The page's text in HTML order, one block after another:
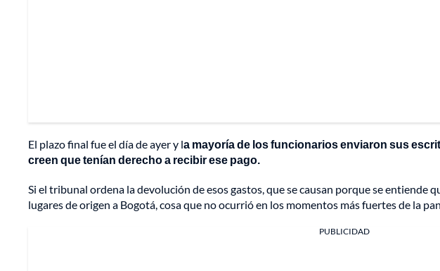
El plazo final fue el día de ayer y la mayoría de los funcionarios enviaron sus
creen que tenían derecho a recibir ese pago.
Si el tribunal ordena la devolución de esos gastos, que se causan porque se entiende
lugares de origen a Bogotá, cosa que no ocurrió en los momentos más fuertes de la
PUBLICIDAD